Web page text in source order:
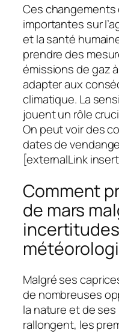
Ces
importantes sur
et la santé
prendre des
émissions de gaz
adapter aux
climatique. La
jouent un rôle
On peut voir des
dates de
[externalLink
Comment
de mars
incertitudes
Malgré ses
de nombreuses
la nature et de ses
rallongent, les